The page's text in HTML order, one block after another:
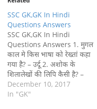
SSC GK,GK In Hindi
Questions Answers
SSC GK,GK In Hindi
Questions Answers 1. मुगल
काल मे किस भाषा को रेख्तां कहा
गया है? – उर्दू 2. अशोक के
शिलालेखों की लिपि कैसी है? –
ब्राह्मी 3. रेनेल जलधारा किस
महासागर की जलधारा है? –
December 10, 2017
In "GK"